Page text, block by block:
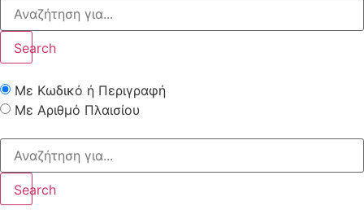
Search
Με Κωδικό ή Περιγραφή
Με Αριθμό Πλαισίου
Search